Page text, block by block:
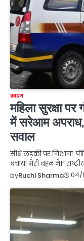
क्राइम
महिला सुरक्षा
में सरेआम
सवाल
सीधे लड़की पर निशाना:
बचाया मेरी बहन ने।”
byRuchi Sharma 04/